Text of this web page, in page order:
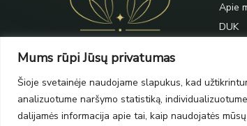
Mums rūpi Jūsų privatumas
Šioje svetainėje naudojame slapukus, kad
analizuotume naršymo statistiką,
dalijamės informacija apie tai, kaip naudojatės
Apie
DUK